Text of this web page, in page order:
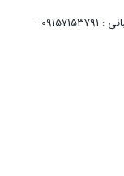
واحد پشتیبانی مشتریان : 05135092741 - واحد پشتیبانی : 09157153791 -